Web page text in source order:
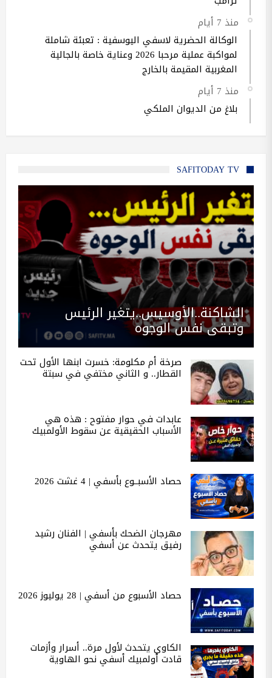
منذ 7 أيام
الوكالة الحضرية لاسفي اليوسفية : تعبئة شاملة
لمواكبة عملية مرحبا 2026 وعناية خاصة بالجالية
المغربية المقيمة بالخارج
منذ 7 أيام
بلاغ من الديوان الملكي
SAFITODAY TV
الشاكنة..الأوسيس..يتغير الرئيس
وتبقى نفس الوجوه
صرخة أم مكلومة: خسرت ابنها الأول تحت
القطار.. و الثاني مختفي في سبتة
عابدات في حوار مفتوح : هذه هي
الأسباب الحقيقية عن سقوط الأولمبيك
حصاد الأسبــوع بأسفي | 4 غشت 2026
مهرجان الضحك بأسفي | الفنان رشيد
رفيق يتحدث عن أسفي
حصاد الأسبوع من أسفي | 28 يوليوز 2026
الكاوي يتحدث لأول مرة.. أسرار وأزمات
قادت أولمبيك أسفي نحو الهاوية